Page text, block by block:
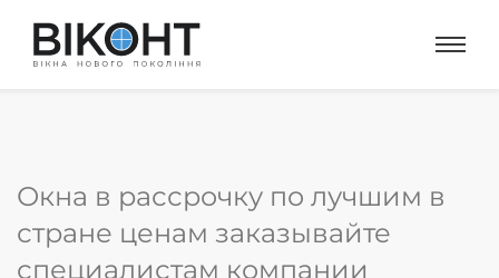
Окна в рассрочку по лучшим в
стране ценам заказывайте
специалистам компании